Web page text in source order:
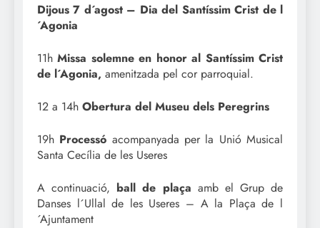
Dijous 7 d´agost – Dia del Santíssim Crist de l
´Agonia
11hMissa solemne en honor al Santíssim Crist
de l´Agonia, amenitzada pel cor parroquial.
12 a 14h Obertura del Museu dels Peregrins
19h Processó acompanyada per la Unió Musical
Santa Cecília de les Useres
A continuació, ball de plaça amb el Grup de
Danses l´Ullal de les Useres – A la Plaça de l
´Ajuntament